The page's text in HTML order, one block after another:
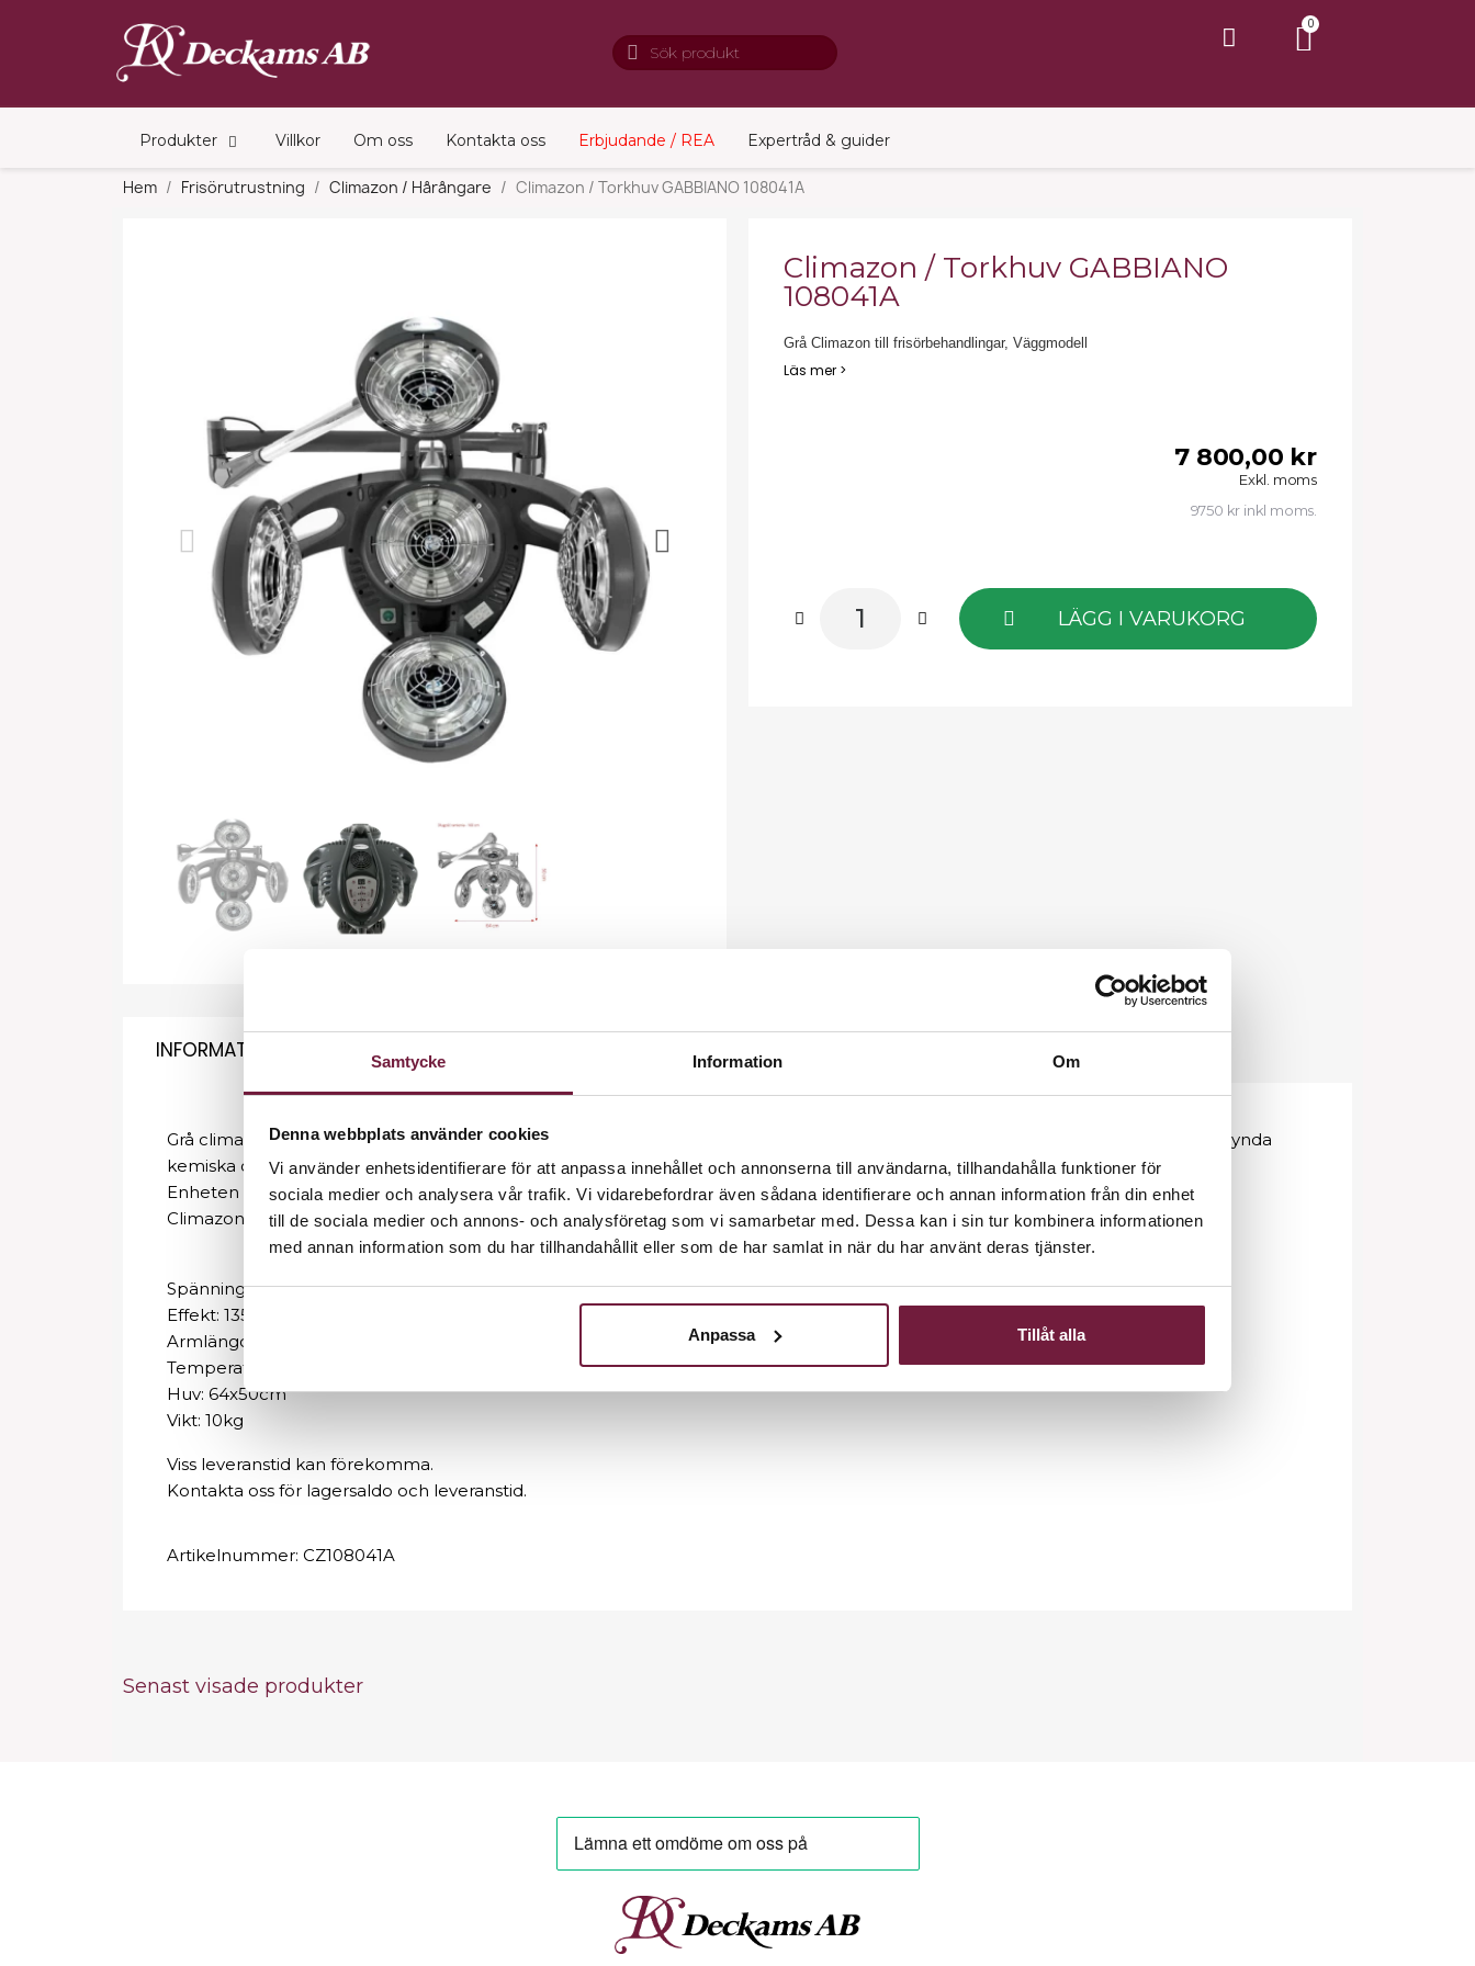
Samtycke Information Om
Denna webbplats använder cookies
Vi använder enhetsidentifierare för att anpassa innehållet och annonserna till användarna, tillhandahålla funktioner för
sociala medier och analysera vår trafik. Vi vidarebefordrar även sådana identifierare och annan information från din enhet
till de sociala medier och annons- och analysföretag som vi samarbetar med. Dessa kan i sin tur kombinera informationen
med annan information som du har tillhandahållit eller som de har samlat in när du har använt deras tjänster.
Anpassa Tillåt alla
Produkter Villkor Om oss Kontakta oss Erbjudande / REA Expertråd & guider
Hem Frisörutrustning Climazon / Hårångare Climazon / Torkhuv GABBIANO 108041A
Climazon / Torkhuv GABBIANO
108041A
Grå Climazon till frisörbehandlingar, Väggmodell
Läs mer >
7 800,00 kr
Exkl. moms
9750 kr inkl moms.
LÄGG I VARUKORG
INFORMATION
Grå climazon (Väggmodell) med smart elektronisk styrning, 5 värmepunkter, timer och termostat. Climazon används för att påskynda
kemiska och hårvårdande behandlingar som permanent, blekning eller färgning.
Enheten kan även användas vid applicering av masker på håret som då bidrar till att dessa absorberas mer effektivt.
Climazon Gabbiano är ett verktyg som besparar både frisörens och kundens tid.
Spänning: 220-240V
Effekt: 1350W
Armlängd: 160cm
Temperaturinställning: 70-90 °C
Huv: 64x50cm
Vikt: 10kg
Viss leveranstid kan förekomma.
Kontakta oss för lagersaldo och leveranstid.
Artikelnummer: CZ108041A
Senast visade produkter